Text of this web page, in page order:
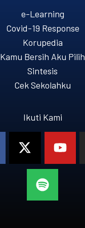
e-Learning
Covid-19 Response
Korupedia
Kamu Bersih Aku Pilih
Sintesis
Cek Sekolahku
Ikuti Kami